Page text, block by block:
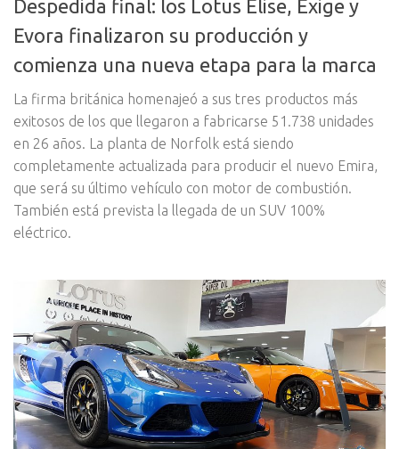
Despedida final: los Lotus Elise, Exige y
Evora finalizaron su producción y
comienza una nueva etapa para la marca
La firma británica homenajeó a sus tres productos más
exitosos de los que llegaron a fabricarse 51.738 unidades
en 26 años. La planta de Norfolk está siendo
completamente actualizada para producir el nuevo Emira,
que será su último vehículo con motor de combustión.
También está prevista la llegada de un SUV 100%
eléctrico.